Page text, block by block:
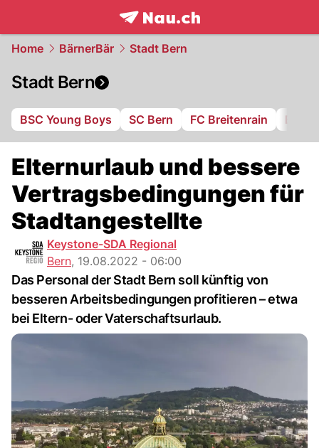
frontpage.NAU.ch
Home BärnerBär Stadt Bern
Stadt Bern
BSC Young Boys SC Bern FC Breitenrain BSV
Elternurlaub und bessere
Vertragsbedingungen für
Stadtangestellte
Keystone-SDA Regional
Bern, 19.08.2022 - 06:00
Das Personal der Stadt Bern soll künftig von
besseren Arbeitsbedingungen profitieren – etwa
bei Eltern- oder Vaterschaftsurlaub.